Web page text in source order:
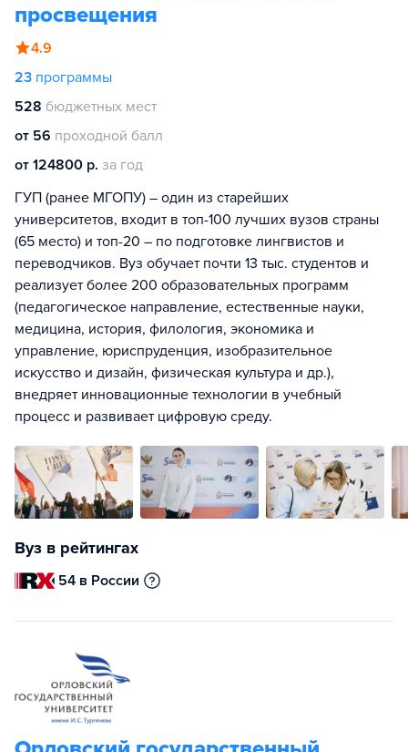
просвещения
4.9
23 программы
528 бюджетных мест
от 56 проходной балл
от 124800 р. за год
ГУП (ранее МГОПУ) – один из старейших
университетов, входит в топ-100 лучших вузов страны
(65 место) и топ-20 – по подготовке лингвистов и
переводчиков. Вуз обучает почти 13 тыс. студентов и
реализует более 200 образовательных программ
(педагогическое направление, естественные науки,
медицина, история, филология, экономика и
управление, юриспруденция, изобразительное
искусство и дизайн, физическая культура и др.),
внедряет инновационные технологии в учебный
процесс и развивает цифровую среду.
Вуз в рейтингах
54 в России